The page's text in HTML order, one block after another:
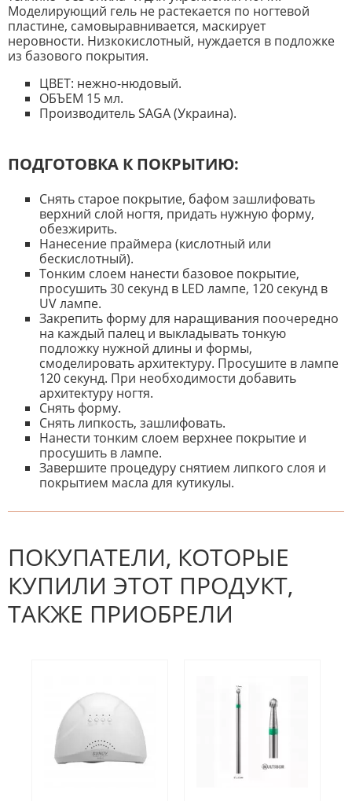
Моделирующий гель не растекается по ногтевой
пластине, самовыравнивается, маскирует
неровности. Низкокислотный, нуждается в подложке
из базового покрытия.
ЦВЕТ: нежно-нюдовый.
ОБЪЕМ 15 мл.
Производитель SAGA (Украина).
ПОДГОТОВКА К ПОКРЫТИЮ:
Снять старое покрытие, бафом зашлифовать
верхний слой ногтя, придать нужную форму,
обезжирить.
Нанесение праймера (кислотный или
бескислотный).
Тонким слоем нанести базовое покрытие,
просушить 30 секунд в LED лампе, 120 секунд в
UV лампе.
Закрепить форму для наращивания поочередно
на каждый палец и выкладывать тонкую
подложку нужной длины и формы,
смоделировать архитектуру. Просушите в лампе
120 секунд. При необходимости добавить
архитектуру ногтя.
Снять форму.
Снять липкость, зашлифовать.
Нанести тонким слоем верхнее покрытие и
просушить в лампе.
Завершите процедуру снятием липкого слоя и
покрытием масла для кутикулы.
К настоящему времени нет
отзыв.
ПОКУПАТЕЛИ, КОТОРЫЕ
КУПИЛИ ЭТОТ ПРОДУКТ,
ТАКЖЕ ПРИОБРЕЛИ